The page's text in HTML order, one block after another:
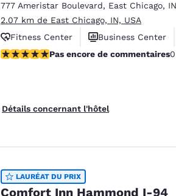
777 Ameristar Boulevard, East Chicago, IN
2.07 km de East Chicago, IN, USA
Fitness Center
Business Center
Pas encore de commentaires
Pas encore de commentaires0
Détails concernant l'hôtel
LAURÉAT DU PRIX
Comfort Inn Hammond I-94